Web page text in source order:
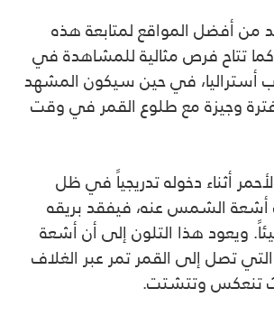
من أفضل المواقع لمتابعة هذه
كما تتاح فرص مثالية للمشاهدة في
أستراليا، في حين سيكون المشهد
وجيزة مع طلوع القمر في وقت
أثناء دخوله تدريجياً في ظل
أشعة الشمس عنه، فيفقد بريقه
ويعود هذا التلون إلى أن أشعة
تصل إلى القمر تمر عبر الغلاف
تنعكس وتتشتت.